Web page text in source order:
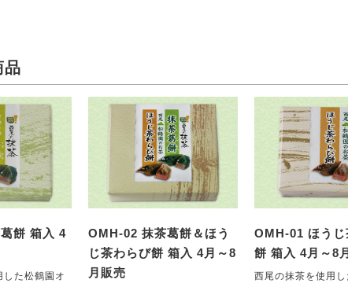
品
餅 箱入 4
した松鶴園オ
OMH-02 抹茶葛餅＆ほう
じ茶わらび餅 箱入 4月～8
月販売
OMH-01 ほうじ
餅 箱入 4月～8
西尾の抹茶を使用